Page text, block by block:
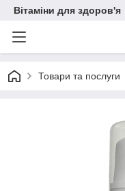
Вітаміни для здоров'я
Товари та послуги